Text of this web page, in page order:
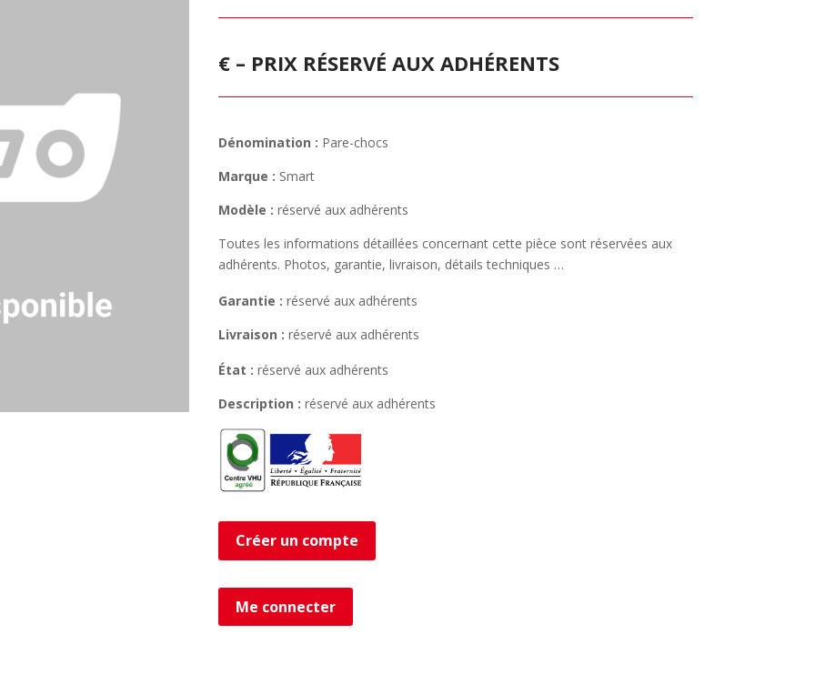
€ – PRIX RÉSERVÉ AUX ADHÉRENTS
Dénomination : Pare-chocs
Marque : Smart
Modèle : réservé aux adhérents
Toutes les informations détaillées concernant cette pièce sont réservées aux
adhérents. Photos, garantie, livraison, détails techniques …
Garantie : réservé aux adhérents
Livraison : réservé aux adhérents
État : réservé aux adhérents
Description : réservé aux adhérents
Créer un compte
Me connecter